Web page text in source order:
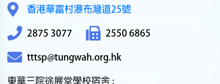
香港華富村瀑布灣道25號
2875 3077 2550 6865
tttsp@tungwah.org.hk
東華三院徐展堂學校宿舍 :